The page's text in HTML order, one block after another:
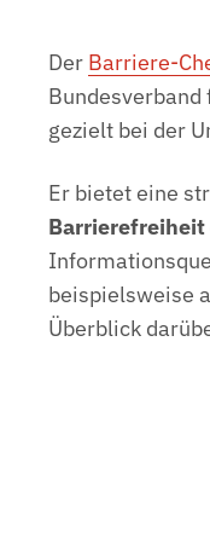
Der Barriere-
gezielt bei der
Er bietet eine
beispielsweise
Überblick